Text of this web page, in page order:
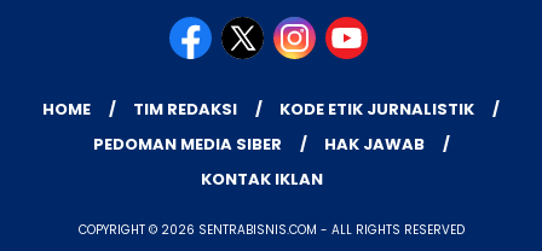
HOME TIM REDAKSI
KODE ETIK JURNALISTIK
PEDOMAN MEDIA SIBER
HAK JAWAB
KONTAK IKLAN
COPYRIGHT © 2026 SENTRABISNIS.COM - ALL RIGHTS RESERVED